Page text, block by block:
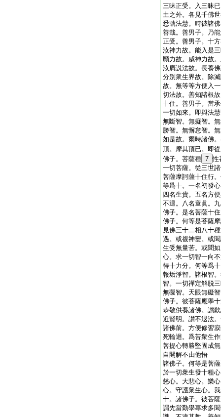
三昧正受。入三昧
土之外。各見千佛
悉號法慧。時彼諸
善哉。善男子。乃
正受。善男子。十
汝神力故。能入是
願力故。威神力故
汝廣説法故。長養
分別衆生界故。除
故。無等等方便入
切法故。善知諸根
十住。善男子。當
一切如來。即與法
無斷智。無癡智。
勝智。無懈怠智。
如是故。爾時諸佛
頂。摩其頂已。即
佛子。菩薩種 7 性
一切菩薩。從三世
菩薩摩訶薩十住行
等爲十。一名初發
四名生貴。五名方
不退。八名童眞。
佛子。是名菩薩十
佛子。何等是菩薩
見佛三十二相八十
遇。或覩神變。或
生受無量苦。或聞
心。求一切智一向
得十力分。何等爲
報垢淨智。諸根智
智。一切禪定解脱
無礙智。天眼無礙
佛子。彼菩薩應學
恭敬供養諸佛。讃
近賢明。讃不退法
諸佛前。方便修習
死輪迴。爲苦衆生
菩提心轉勝堅固成
自開解不由他悟
諸佛子。何等是菩
於一切衆生發十種
慈心。大悲心。樂
心。守護衆生心。
十。諸佛子。彼菩
謂先當勤學專求多